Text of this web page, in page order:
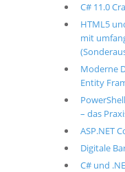
C# 11.0
HTML5
mit
Moderne
Entity
– das
ASP.NET
Digitale
C# und